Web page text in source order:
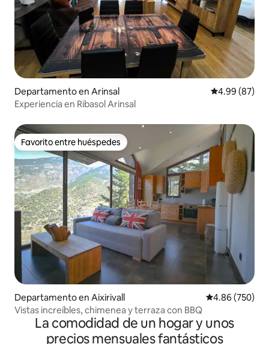
Departamento en Arinsal Calificación
4.99 (87)
Experiencia en Ribasol Arinsal
Favorito entre huéspedes
Favorito entre huéspedes
Departamento en Aixirivall Calificación
4.86 (750)
Vistas increíbles, chimenea y terraza con BBQ
La comodidad de un hogar y unos
precios mensuales fantásticos